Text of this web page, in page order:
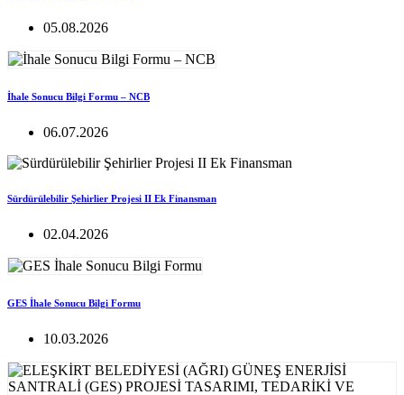
05.08.2026
İhale Sonucu Bilgi Formu – NCB
06.07.2026
Sürdürülebilir Şehirlier Projesi II Ek Finansman
02.04.2026
GES İhale Sonucu Bilgi Formu
10.03.2026